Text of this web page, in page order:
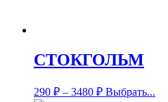
СТОКГОЛЬМ
290 ₽ – 3480 ₽ Выбрать...